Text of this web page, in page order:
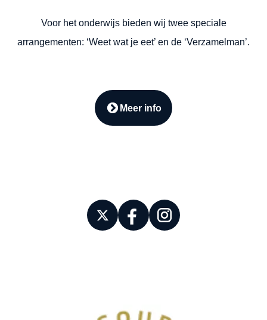
Voor het onderwijs bieden wij twee speciale
arrangementen: ‘Weet wat je eet’ en de ‘Verzamelman’.
Meer info